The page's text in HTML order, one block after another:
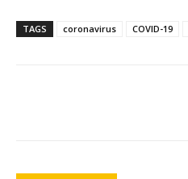
TAGS coronavirus COVID-19